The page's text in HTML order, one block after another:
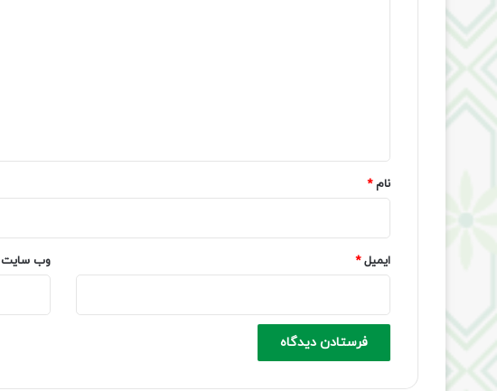
نام*
ایمیل* وب‌ سایت